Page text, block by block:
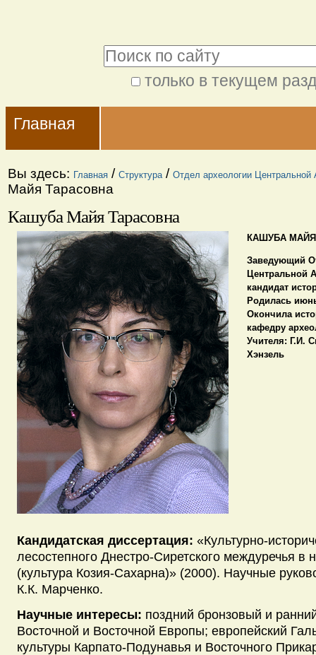
содержимому.
Перейти
навигации
только в текущем
поиск
Navigation
Главная
Вы здесь: Главная / Структура / Отдел археологии Центральной
Майя Тарасовна
Кашуба Майя Тарасовна
КАШУБА
Заведующий
Центральной
кандидат
Родиласьиюнь
Окончила
кафедру
Учителя: Г.И.
Хэнзель
Кандидатская диссертация: «Культурно-
лесостепного Днестро-Сиретского междуречья в
(культура Козия-Сахарна)» (2000). Научные
К.К. Марченко.
Научные интересы: поздний бронзовый и
Восточной и Восточной Европы; европейский
культуры Карпато-Подунавья и Восточного